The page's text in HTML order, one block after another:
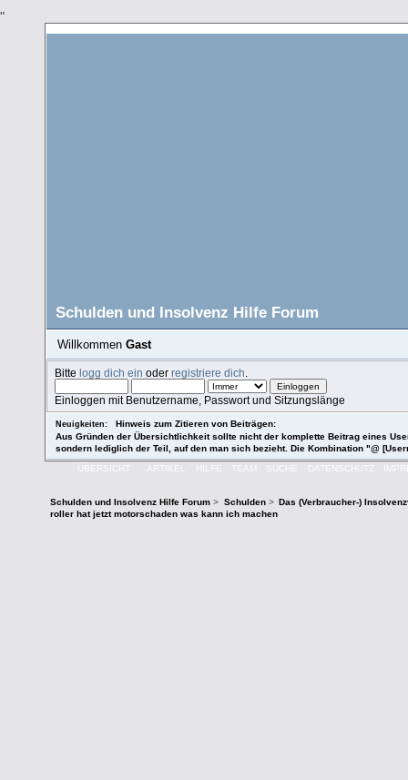
"
Schulden und Insolvenz Hilfe Forum
Willkommen Gast
Bittelogg dich ein oderregistriere dich
Einloggen mit Benutzername, Passwort und Sitzungslänge
Neuigkeiten:
Hinweis zum Zitieren von Beiträgen:
Aus Gründen der Übersichtlichkeit sollte nicht der komplette Beitrag eines
sondern lediglich der Teil, auf den man sich bezieht. Die Kombination "@
ÜBERSICHT ARTIKEL HILFE TEAM SUCHE DATENSCHUTZ
Schulden und Insolvenz Hilfe Forum > Schulden>
Das (Verbraucher-)
roller hat jetzt motorschaden was kann ich machen